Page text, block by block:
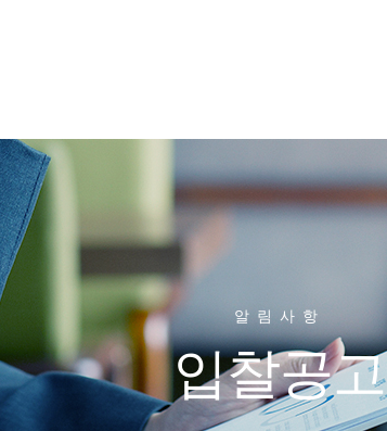
알림사항
입찰공고